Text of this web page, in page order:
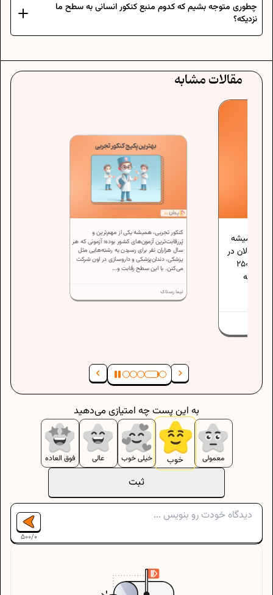
چطوری متوجه بشیم که کدوم منبع کنکور انسانی به سطح ما
نزدیکه؟
مقالات مشابه
میشه
در
هر دقیقه می‌تونن بخونن، حدودا 200 تا 250
کنکور تجربی، همیشه یکی از مهم‌ترین و
پُررقابت‌ترین آزمون‌های کشور بوده؛ آزمونی که هر
سال هزاران نفر برای رسیدن به رشته‌هایی مثل
پزشکی، دندان‌پزشکی و داروسازی در اون شرکت
می‌کنن. با این سطح رقابت و...
نیما رستاک
ثبت
معمولی خوب خیلی خوب عالی فوق العاده
به این پست چه امتیازی می‌دهید
500/0